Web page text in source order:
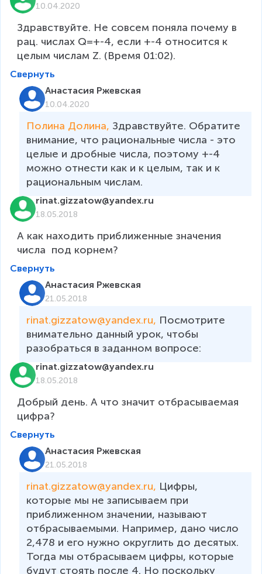
10.04.2020
Здравствуйте. Не совсем поняла почему в
рац. числах Q=+-4, если +-4 относится к
целым числам Z. (Время 01:02).
Свернуть
Анастасия Ржевская
10.04.2020
Полина Долина, Здравствуйте. Обратите
внимание, что рациональные числа - это
целые и дробные числа, поэтому +-4
можно отнести как и к целым, так и к
рациональным числам.
rinat.gizzatow@yandex.ru
18.05.2018
А как находить приближенные значения
числа  под корнем?
Свернуть
Анастасия Ржевская
21.05.2018
rinat.gizzatow@yandex.ru, Посмотрите
внимательно данный урок, чтобы
разобраться в заданном вопросе:
rinat.gizzatow@yandex.ru
18.05.2018
Добрый день. А что значит отбрасываемая
цифра?
Свернуть
Анастасия Ржевская
21.05.2018
rinat.gizzatow@yandex.ru, Цифры,
которые мы не записываем при
приближенном значении, называют
отбрасываемыми. Например, дано число
2,478 и его нужно округлить до десятых.
Тогда мы отбрасываем цифры, которые
будут стоять после 4. Но поскольку